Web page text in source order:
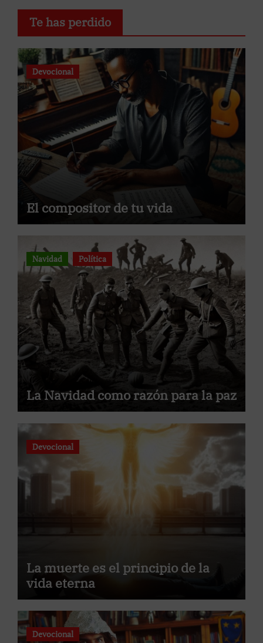
Te has perdido
Devocional
El compositor de tu vida
Navidad Política
La Navidad como razón para la paz
Devocional
La muerte es el principio de la
vida eterna
Devocional